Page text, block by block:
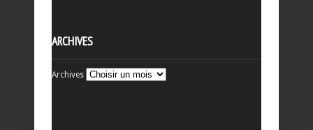
ARCHIVES
Archives